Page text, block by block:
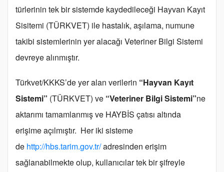
türlerinin tek bir sistemde kaydedileceği Hayvan Kayıt
Sisitemi (TÜRKVET) ile hastalık, aşılama, numune
takibi sistemlerinin yer alacağı Veteriner Bilgi Sistemi
devreye alınmıştır.
Türkvet/KKKS’de yer alan verilerin “Hayvan Kayıt
Sistemi” (TÜRKVET) ve “Veteriner Bilgi Sistemi”ne
aktarımı tamamlanmış ve HAYBİS çatısı altında
erişime açılmıştır. Her iki sisteme
de http://hbs.tarim.gov.tr/adresinden erişim
sağlanabilmekte olup, kullanıcılar tek bir şifreyle